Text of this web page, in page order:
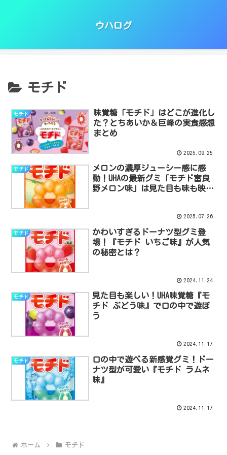
ウハログ
モチド
モチド
味覚糖「モチド」はどこが進化し
た？とちあいか＆巨峰の実食感想
まとめ
2025.09.25
モチド
メロンの濃厚ジューシー感に感
動！UHAの最新グミ「モチド富良
野メロン味」は見た目も味も映え
2025.07.26
モチド
かわいすぎるドーナツ型グミ登
場！『モチド いちご味』が人気
の秘密とは？
2024.11.24
モチド
見た目も楽しい！UHA味覚糖『モ
チド ぶどう味』で口の中で遊ぼ
う
2024.11.17
モチド
口の中で遊べる新感覚グミ！ドー
ナツ型が可愛い『モチド ラムネ
味』
2024.11.17
ホーム モチド